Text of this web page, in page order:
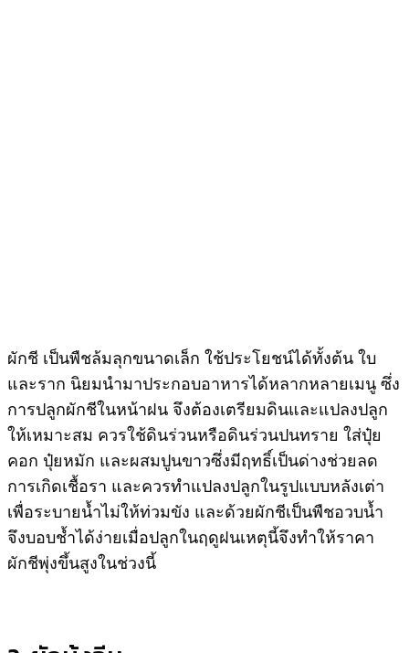
ผักชี เป็นพืชล้มลุกขนาดเล็ก ใช้ประโยชน์ได้ทั้งต้น ใบ
และราก นิยมนำมาประกอบอาหารได้หลากหลายเมนู ซึ่ง
การปลูกผักชีในหน้าฝน จึงต้องเตรียมดินและแปลงปลูก
ให้เหมาะสม ควรใช้ดินร่วนหรือดินร่วนปนทราย ใส่ปุ๋ย
คอก ปุ๋ยหมัก และผสมปูนขาวซึ่งมีฤทธิ์เป็นด่างช่วยลด
การเกิดเชื้อรา และควรทำแปลงปลูกในรูปแบบหลังเต่า
เพื่อระบายน้ำไม่ให้ท่วมขัง และด้วยผักชีเป็นพืชอวบน้ำ
จึงบอบช้ำได้ง่ายเมื่อปลูกในฤดูฝนเหตุนี้จึงทำให้ราคา
ผักชีพุ่งขึ้นสูงในช่วงนี้